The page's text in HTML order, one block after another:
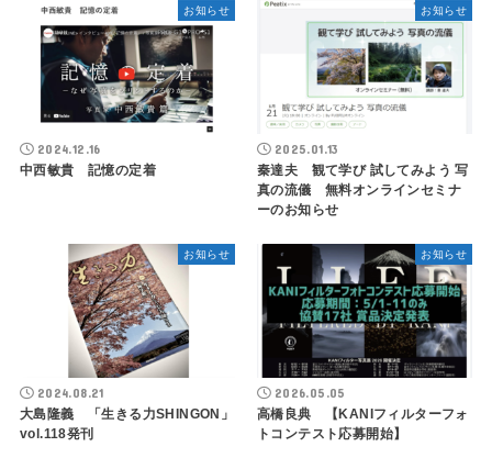
お知らせ
2024.12.16
中西敏貴 記憶の定着
お知らせ
2025.01.13
秦達夫 観て学び 試してみよう 写
真の流儀 無料オンラインセミナ
ーのお知らせ
お知らせ
2024.08.21
大島隆義 「生きる力SHINGON」
vol.118発刊
お知らせ
2026.05.05
高橋良典 【KANIフィルターフォ
トコンテスト応募開始】